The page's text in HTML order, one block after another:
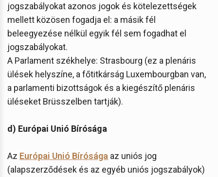
jogszabályokat azonos jogok és kötelezettségek
mellett közösen fogadja el: a másik fél
beleegyezése nélkül egyik fél sem fogadhat el
jogszabályokat.
A Parlament székhelye: Strasbourg (ez a plenáris
ülések helyszíne, a főtitkárság Luxembourgban van,
a parlamenti bizottságok és a kiegészítő plenáris
üléseket Brüsszelben tartják).
d) Európai Unió Bírósága
Az Európai Unió Bírósága az uniós jog
(alapszerződések és az egyéb uniós jogszabályok)